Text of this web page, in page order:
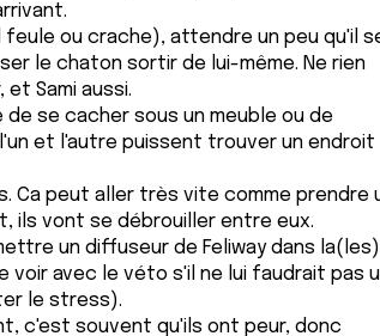
ou crache), attendre un peu qu'il
le chaton sortir de lui-même. Ne rien
Sami aussi.
se cacher sous un meuble ou de
et l'autre puissent trouver un endroit
Ca peut aller très vite comme prendre
ils vont se débrouiller entre eux.
un diffuseur de Feliway dans la(les)
avec le véto s'il ne lui faudrait pas
le stress).
c'est souvent qu'ils ont peur, donc